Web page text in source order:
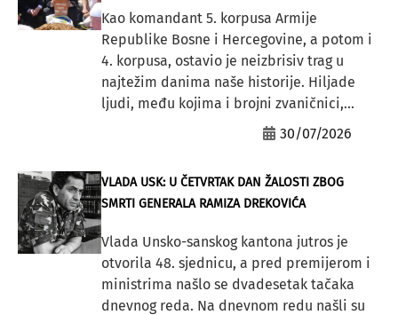
Kao komandant 5. korpusa Armije
Republike Bosne i Hercegovine, a potom i
4. korpusa, ostavio je neizbrisiv trag u
najtežim danima naše historije. Hiljade
ljudi, među kojima i brojni zvaničnici,...
30/07/2026
VLADA USK: U ČETVRTAK DAN ŽALOSTI ZBOG
SMRTI GENERALA RAMIZA DREKOVIĆA
Vlada Unsko-sanskog kantona jutros je
otvorila 48. sjednicu, a pred premijerom i
ministrima našlo se dvadesetak tačaka
dnevnog reda. Na dnevnom redu našli su